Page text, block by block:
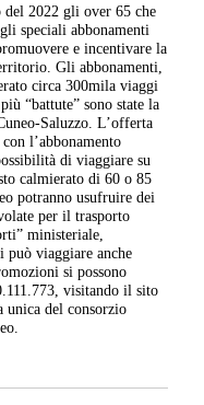
2022 gli over 65 che
speciali abbonamenti
e incentivare la
Gli abbonamenti,
circa 300mila viaggi
“battute” sono state la
Saluzzo. L’offerta
l’abbonamento
di viaggiare su
calmierato di 60 o 85
potranno usufruire dei
per il trasporto
ministeriale,
viaggiare anche
si possono
visitando il sito
unica del consorzio